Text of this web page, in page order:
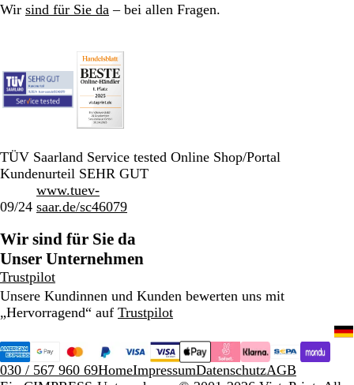
Wir sind für Sie da – bei allen Fragen.
TÜV Saarland Service tested Online Shop/Portal
Kundenurteil SEHR GUT
09/24
www.tuev-
saar.de/sc46079
Wir sind für Sie da
Unser Unternehmen
Trustpilot
Unsere Kundinnen und Kunden bewerten uns mit
„Hervorragend“ auf Trustpilot
030 / 567 960 69HomeImpressumDatenschutzAGB